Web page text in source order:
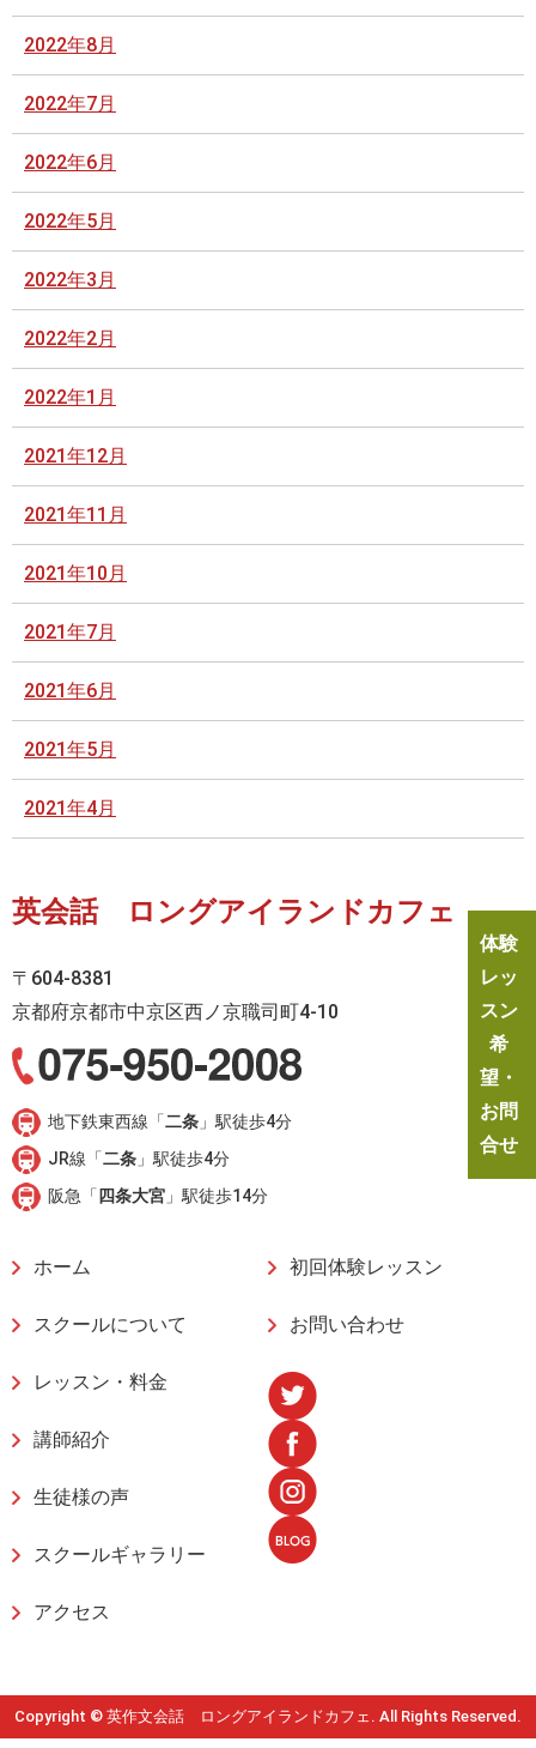
2022年8月
2022年7月
2022年6月
2022年5月
2022年3月
2022年2月
2022年1月
2021年12月
2021年11月
2021年10月
2021年7月
2021年6月
2021年5月
2021年4月
英会話 ロングアイランドカフェ
〒604-8381
京都府京都市中京区西ノ京職司町4-10
地下鉄東西線「二条 」駅徒歩4分
JR線「二条 」駅徒歩4分
阪急「 四条大宮 」駅徒歩14分
ホーム
スクールについて
レッスン・料金
講師紹介
生徒様の声
スクールギャラリー
アクセス
初回体験レッスン
お問い合わせ
体験
レッ
スン
希
望・
お問
合せ
Copyright © 英作文会話 ロングアイランドカフェ. All Rights Reserved.